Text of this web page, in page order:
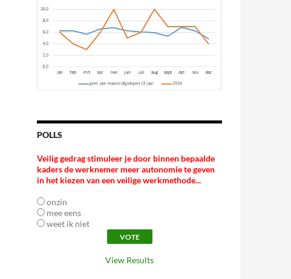
POLLS
Veilig gedrag stimuleer je door binnen bepaalde
kaders de werknemer meer autonomie te geven
in het kiezen van een veilige werkmethode...
onzin
mee eens
weet ik niet
View Results